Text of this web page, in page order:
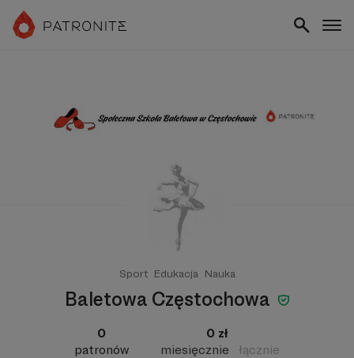
Sport Edukacja Nauka
Baletowa Częstochowa
0
patronów
0 zł
miesięcznie
łącznie